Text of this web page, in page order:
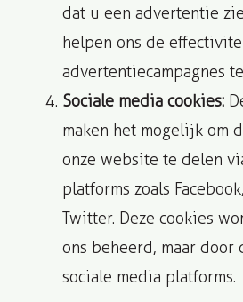
dat u een advertentie
helpen ons de
advertentiecampagnes
Sociale media cookies:
maken het mogelijk om
onze website te delen
platforms zoals
Twitter. Deze cookies
ons beheerd, maar door
sociale media platforms.